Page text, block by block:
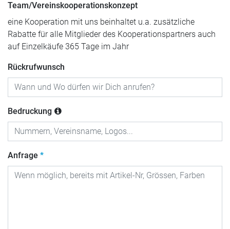
Team/Vereinskooperationskonzept
eine Kooperation mit uns beinhaltet u.a. zusätzliche
Rabatte für alle Mitglieder des Kooperationspartners auch
auf Einzelkäufe 365 Tage im Jahr
Rückrufwunsch
Bedruckung
Anfrage